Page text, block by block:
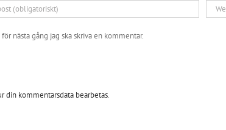
nästa gång jag ska skriva en kommentar.
din kommentarsdata bearbetas.